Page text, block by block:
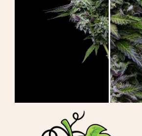
Behoud van Caribische genetica